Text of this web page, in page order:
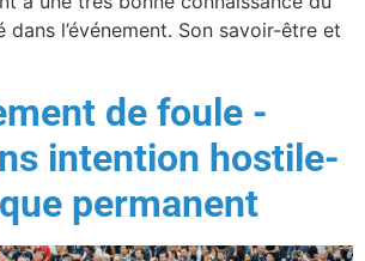
dans l’événement. Son savoir-être et
de foule -
intention hostile-
permanent